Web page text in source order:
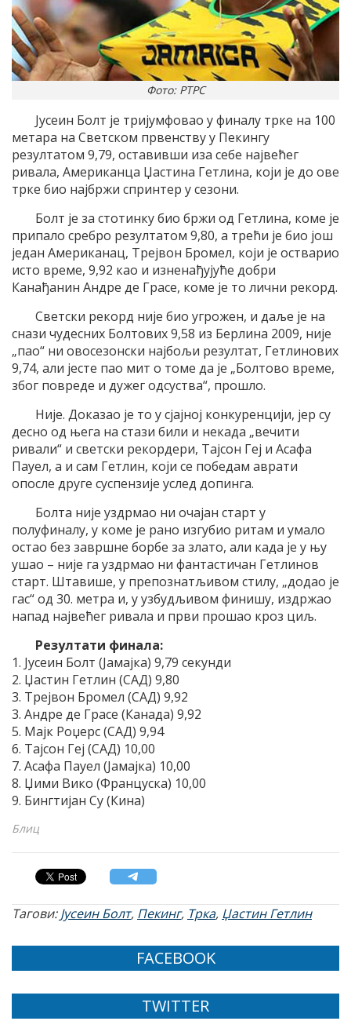
Фото: РТРС
Јусеин Болт је тријумфовао у финалу трке на 100
метара на Светском првенству у Пекингу
резултатом 9,79, оставивши иза себе највећег
ривала, Американца Џастина Гетлина, који је до ове
трке био најбржи спринтер у сезони.
Болт је за стотинку био бржи од Гетлина, коме је
припало сребро резултатом 9,80, а трећи је био још
један Американац, Трејвон Бромел, који је остварио
исто време, 9,92 као и изненађујуће добри
Канађанин Андре де Грасе, коме је то лични рекорд.
Светски рекорд није био угрожен, и даље је на
снази чудесних Болтових 9,58 из Берлина 2009, није
„пао“ ни овосезонски најбољи резултат, Гетлинових
9,74, али јесте пао мит о томе да је „Болтово време,
због повреде и дужег одсуства“, прошло.
Није. Доказао је то у сјајној конкуренцији, јер су
десно од њега на стази били и некада „вечити
ривали“ и светски рекордери, Тајсон Геј и Асафа
Пауел, а и сам Гетлин, који се победам аврати
опосле друге суспензије услед допинга.
Болта није уздрмао ни очајан старт у
полуфиналу, у коме је рано изгубио ритам и умало
остао без завршне борбе за злато, али када је у њу
ушао – није га уздрмао ни фантастичан Гетлинов
старт. Штавише, у препознатљивом стилу, „додао је
гас“ од 30. метра и, у узбудљивом финишу, издржао
напад највећег ривала и први прошао кроз циљ.
Резултати финала:
1. Јусеин Болт (Јамајка) 9,79 секунди
2. Џастин Гетлин (САД) 9,80
3. Трејвон Бромел (САД) 9,92
3. Андре де Грасе (Канада) 9,92
5. Мајк Роџерс (САД) 9,94
6. Тајсон Геј (САД) 10,00
7. Асафа Пауел (Јамајка) 10,00
8. Џими Вико (Француска) 10,00
9. Бингтијан Су (Кина)
Блиц
Тагови:Јусеин Болт, Пекинг, Трка, Џастин Гетлин
FACEBOOK
TWITTER